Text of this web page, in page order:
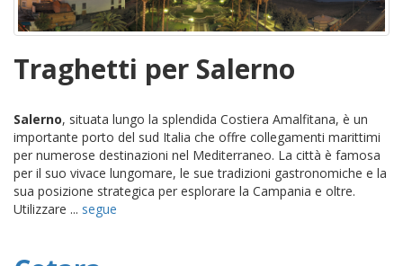
Traghetti per Salerno
Salerno, situata lungo la splendida Costiera Amalfitana, è un
importante porto del sud Italia che offre collegamenti marittimi
per numerose destinazioni nel Mediterraneo. La città è famosa
per il suo vivace lungomare, le sue tradizioni gastronomiche e la
sua posizione strategica per esplorare la Campania e oltre.
Utilizzare ... segue